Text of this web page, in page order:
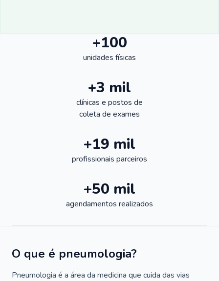
+100
unidades físicas
+3 mil
clínicas e postos de
coleta de exames
+19 mil
profissionais parceiros
+50 mil
agendamentos realizados
O que é pneumologia?
Pneumologia é a área da medicina que cuida das vias